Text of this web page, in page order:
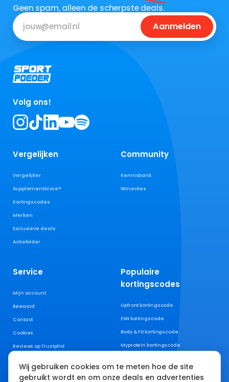
Geen spam, alleen de scherpste deals.
Aanmelden
Volg ons!
Vergelijken
Vergelijker
SupplementScore®
Kortingscodes
Merken
Exclusieve deals
Actiefolder
Community
Kennisbank
Winacties
Service
Mijn account
Bewaard
Contact
Cookies
Reviews op Trustpilot
Populaire
kortingscodes
Upfront kortingscode
ESN kortingscode
Body & Fit kortingscode
Myprotein kortingscode
Wij gebruiken cookies om te meten hoe de site
gebruikt wordt en om onze deals en advertenties